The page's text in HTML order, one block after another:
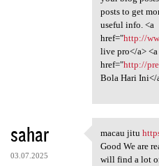
posts to get
useful info. <a
href="http://
live pro</a> <a
href="http://
Bola Hari Ini</
sahar
03.07.2025
macau jitu
macau jitu
Good We are
will find a lot